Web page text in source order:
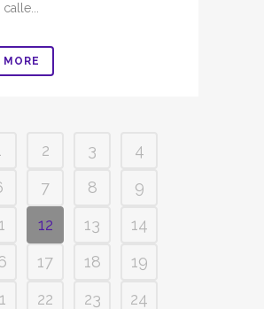
MORE
2 3
4
7 8
9
12 13
14
17 18
19
22 23
24